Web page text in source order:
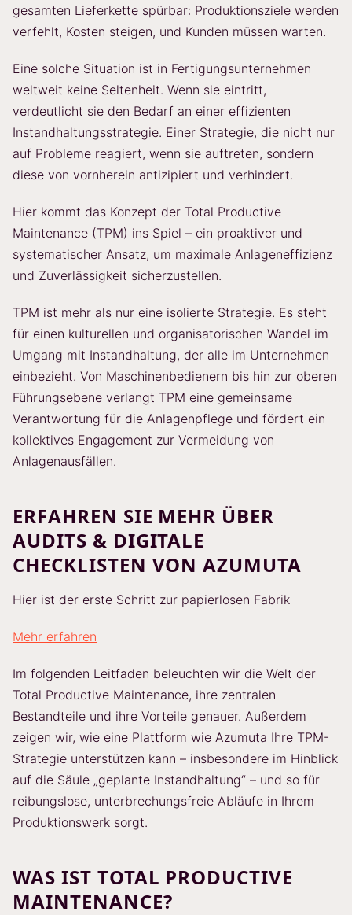
gesamten Lieferkette spürbar: Produktionsziele werden
verfehlt, Kosten steigen, und Kunden müssen warten.
Eine solche Situation ist in Fertigungsunternehmen
weltweit keine Seltenheit. Wenn sie eintritt,
verdeutlicht sie den Bedarf an einer effizienten
Instandhaltungsstrategie. Einer Strategie, die nicht nur
auf Probleme reagiert, wenn sie auftreten, sondern
diese von vornherein antizipiert und verhindert.
Hier kommt das Konzept der Total Productive
Maintenance (TPM) ins Spiel – ein proaktiver und
systematischer Ansatz, um maximale Anlageneffizienz
und Zuverlässigkeit sicherzustellen.
TPM ist mehr als nur eine isolierte Strategie. Es steht
für einen kulturellen und organisatorischen Wandel im
Umgang mit Instandhaltung, der alle im Unternehmen
einbezieht. Von Maschinenbedienern bis hin zur oberen
Führungsebene verlangt TPM eine gemeinsame
Verantwortung für die Anlagenpflege und fördert ein
kollektives Engagement zur Vermeidung von
Anlagenausfällen.
ERFAHREN SIE MEHR ÜBER
AUDITS & DIGITALE
CHECKLISTEN VON AZUMUTA
Hier ist der erste Schritt zur papierlosen Fabrik
Mehr erfahren
Im folgenden Leitfaden beleuchten wir die Welt der
Total Productive Maintenance, ihre zentralen
Bestandteile und ihre Vorteile genauer. Außerdem
zeigen wir, wie eine Plattform wie Azumuta Ihre TPM-
Strategie unterstützen kann – insbesondere im Hinblick
auf die Säule „geplante Instandhaltung“ – und so für
reibungslose, unterbrechungsfreie Abläufe in Ihrem
Produktionswerk sorgt.
WAS IST TOTAL PRODUCTIVE
MAINTENANCE?